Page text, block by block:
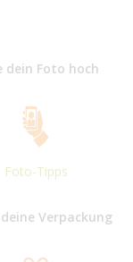
dein Foto hoch
Foto-Tipps
Verpackung